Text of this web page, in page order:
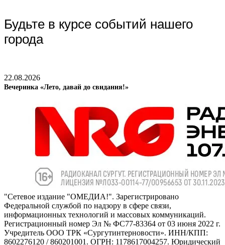
Будьте в курсе событий нашего
города
22.08.2026
Вечеринка «Лето, давай до свидания!»
"Сетевое издание "ОМЕДИА!". Зарегистрировано
Федеральной службой по надзору в сфере связи,
информационных технологий и массовых коммуникаций.
Регистрационный номер Эл № ФС77-83364 от 03 июня 2022 г.
Учредитель ООО ТРК «Сургутинтерновости». ИНН/КПП:
8602276120 / 860201001. ОГРН: 1178617004257. Юридический